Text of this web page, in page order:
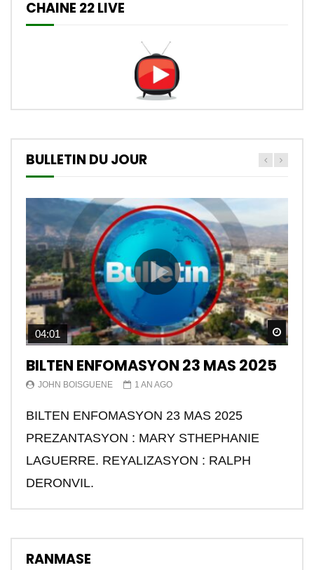
CHAINE 22 LIVE
BULLETIN DU JOUR
04:01
BILTEN ENFOMASYON 23 MAS 2025
JOHN BOISGUENE 1 AN AGO
BILTEN ENFOMASYON 23 MAS 2025
PREZANTASYON : MARY STHEPHANIE
LAGUERRE. REYALIZASYON : RALPH
DERONVIL.
RANMASE